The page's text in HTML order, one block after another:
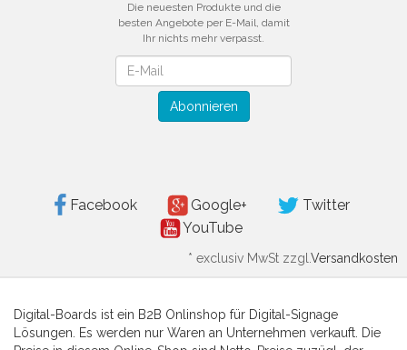
Die neuesten Produkte und die
besten Angebote per E-Mail, damit
Ihr nichts mehr verpasst.
Abonnieren
Facebook Google+
Twitter
YouTube
* exclusiv MwSt zzgl.Versandkosten
Digital-Boards ist ein B2B Onlinshop für Digital-Signage
Lösungen. Es werden nur Waren an Unternehmen verkauft. Die